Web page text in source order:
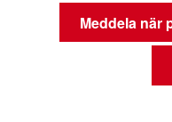
Meddela när